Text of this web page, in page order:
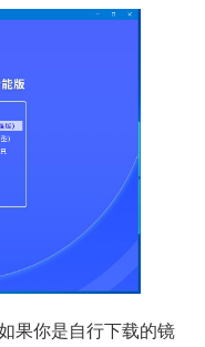
果你是自行下载的镜